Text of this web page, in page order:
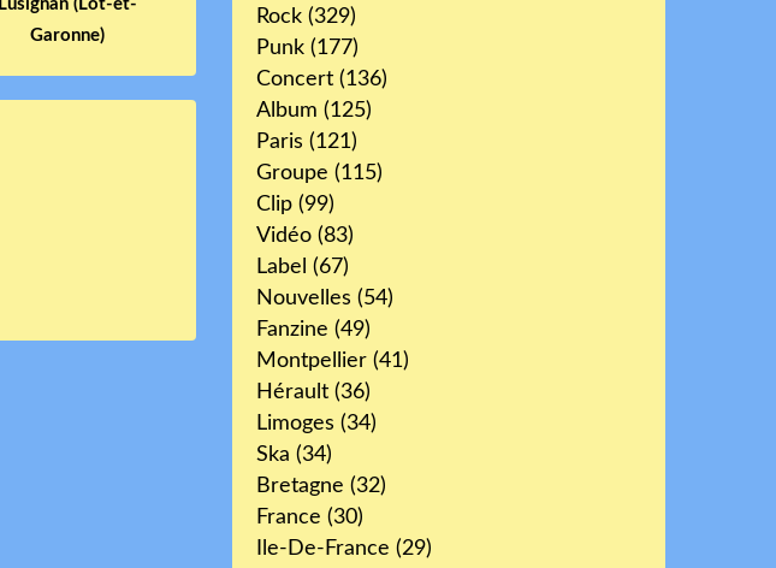
Lusignan (Lot-et-
Garonne)
Rock (329)
Punk (177)
Concert (136)
Album (125)
Paris (121)
Groupe (115)
Clip (99)
Vidéo (83)
Label (67)
Nouvelles (54)
Fanzine (49)
Montpellier (41)
Hérault (36)
Limoges (34)
Ska (34)
Bretagne (32)
France (30)
Ile-De-France (29)